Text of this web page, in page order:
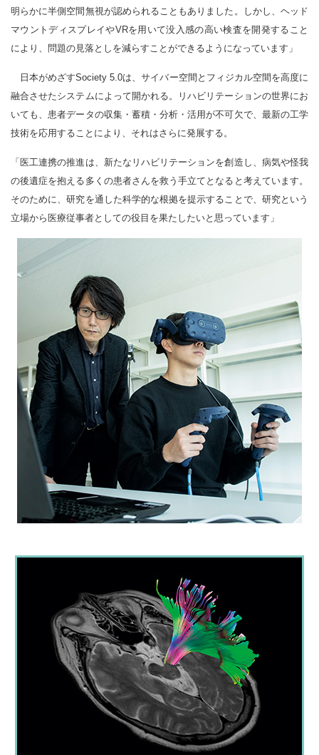
明らかに半側空間無視が認められることもありました。しかし、ヘッド
マウントディスプレイやVRを用いて没入感の高い検査を開発すること
により、問題の見落としを減らすことができるようになっています」
日本がめざすSociety 5.0は、サイバー空間とフィジカル空間を高度に
融合させたシステムによって開かれる。リハビリテーションの世界にお
いても、患者データの収集・蓄積・分析・活用が不可欠で、最新の工学
技術を応用することにより、それはさらに発展する。
「医工連携の推進は、新たなリハビリテーションを創造し、病気や怪我
の後遺症を抱える多くの患者さんを救う手立てとなると考えています。
そのために、研究を通した科学的な根拠を提示することで、研究という
立場から医療従事者としての役目を果たしたいと思っています」